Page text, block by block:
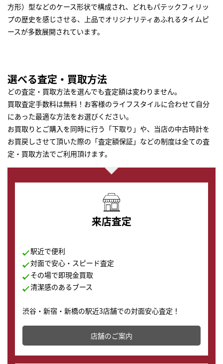
方形）型などのケース形状で構成され、どれもパテックフィリッ
プの歴史を感じさせる、上品でオリジナリティあふれるタイムピ
ースが多数展開されています。
選べる査定・買取方法
どの査定・買取方法を選んでも査定額は変わりません。
買取査定手数料は無料！お客様のライフスタイルに合わせて自分
にあった最適な方法をお選びください。
お買取りとご購入を同時に行う「下取り」や、当店の中古時計を
お買戻しさせて頂いた際の「査定額保証」などの制度は全ての査
定・買取方法でご利用頂けます。
来店査定
駅近で便利
対面で安心・スピード査定
その場で即現金買取
清潔感のあるブース
渋谷・新宿・新橋の駅近3店舗での対面安心査定！
その場で現金買取致します。渋谷本店では、時計販売の
店舗を併設しており、下取りに出してお得に新しい時計
の購入もできます♪
店舗のご案内